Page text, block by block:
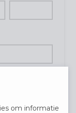
om informatie